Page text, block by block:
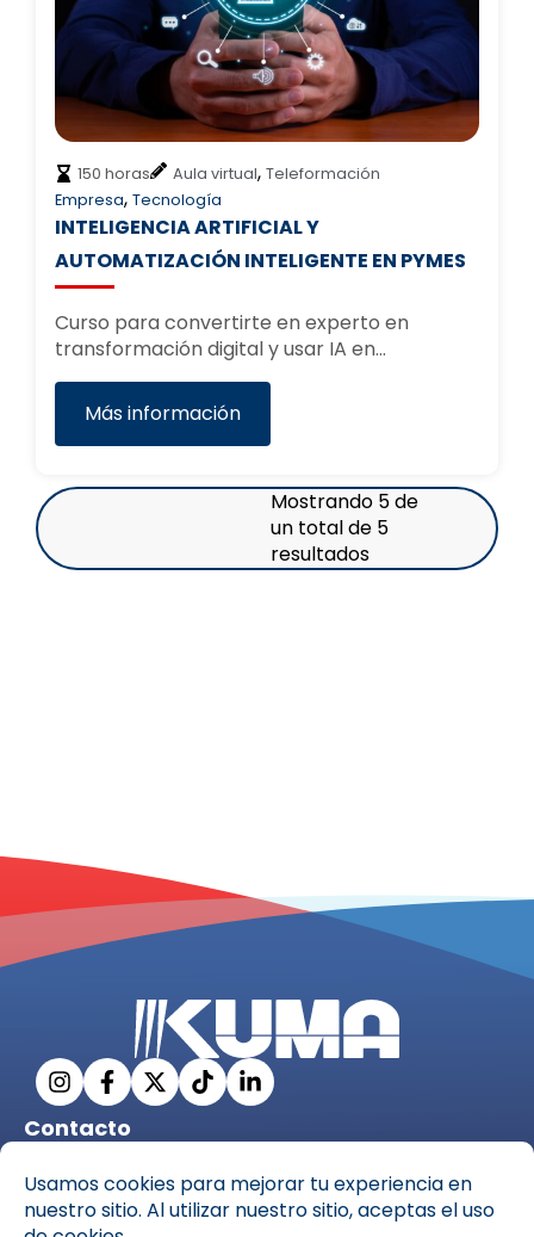
150 horas Aula virtual, Teleformación
Empresa, Tecnología
INTELIGENCIA ARTIFICIAL Y
AUTOMATIZACIÓN INTELIGENTE EN PYMES
Curso para convertirte en experto en
transformación digital y usar IA en…
Más información
Mostrando 5 de
un total de 5
resultados
Contacto
info@ckuma.com
C. Pío XII, 69, 35006 Las Palmas de Gran Canaria,
Las Palmas